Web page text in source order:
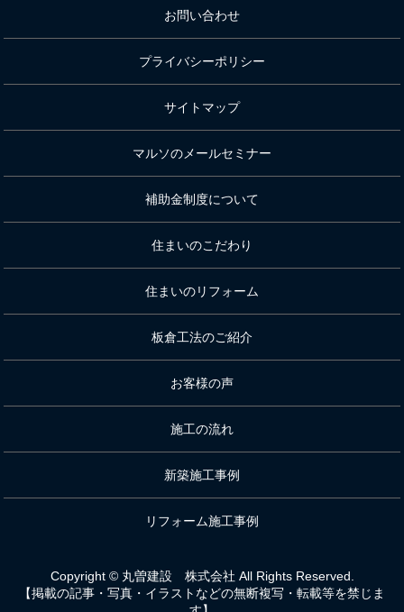
お問い合わせ
プライバシーポリシー
サイトマップ
マルソのメールセミナー
補助金制度について
住まいのこだわり
住まいのリフォーム
板倉工法のご紹介
お客様の声
施工の流れ
新築施工事例
リフォーム施工事例
Copyright © 丸曽建設 株式会社 All Rights Reserved.
【掲載の記事・写真・イラストなどの無断複写・転載等を禁じま